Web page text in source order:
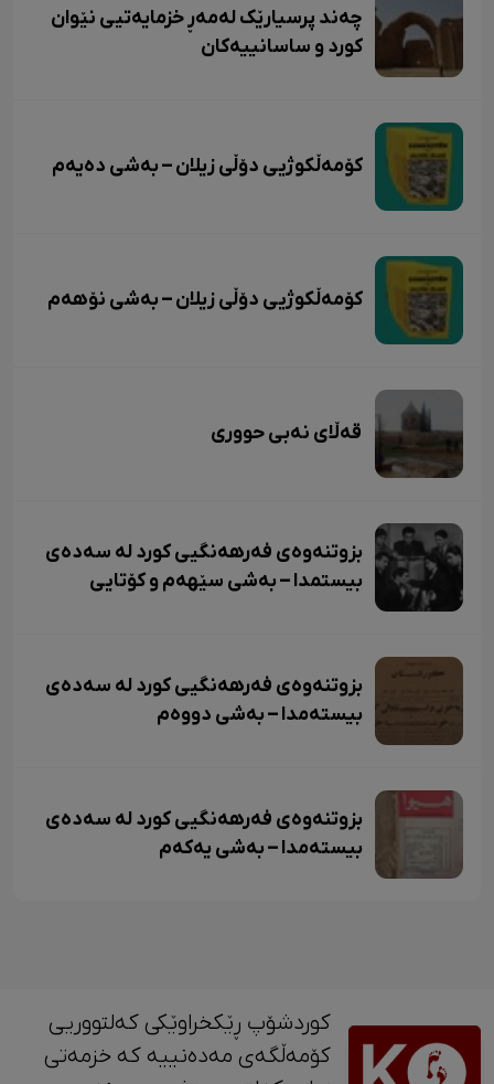
چەند پرسیارێک لەمەڕ خزمایەتیی نێوان
کورد و ساسانییەکان
کۆمەڵکوژیی دۆڵی زیلان – بەشی دەیەم
کۆمەڵکوژیی دۆڵی زیلان – بەشی نۆهەم
قەڵای نەبی حووری
بزوتنەوەی فەرهەنگیی کورد لە سەدەی
بیستمدا – بەشی سێهەم و کۆتایی
بزوتنەوەی فەرهەنگیی کورد لە سەدەی
بیستەمدا – بەشی دووەم
بزوتنەوەی فەرهەنگیی کورد لە سەدەی
بیستەمدا – بەشی یەکەم
کوردشۆپ ڕێکخراوێکی کەلتووریی
کۆمەڵگەی مەدەنییە کە خزمەتی